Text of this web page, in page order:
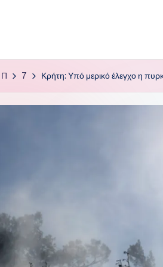
Π 7 Κρήτη: Υπό μερικό έλεγχο η